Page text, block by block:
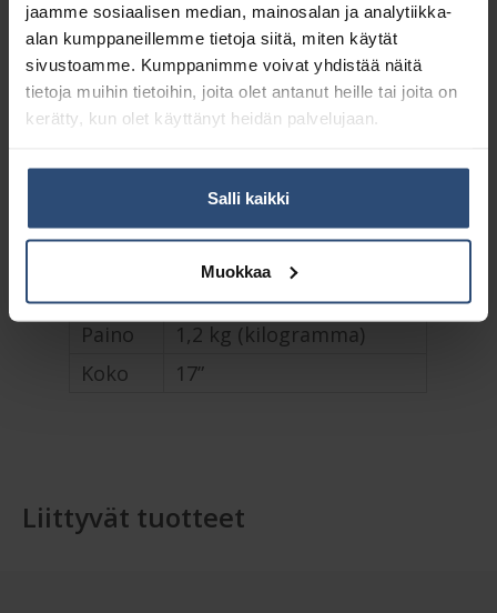
jaamme sosiaalisen median, mainosalan ja analytiikka-
alan kumppaneillemme tietoja siitä, miten käytät
sivustoamme. Kumppanimme voivat yhdistää näitä
tietoja muihin tietoihin, joita olet antanut heille tai joita on
kerätty, kun olet käyttänyt heidän palvelujaan.
Salli kaikki
Muokkaa
LISÄÄ OSTOSKORIIN
Yhteensä: 22,52 €
Osasto:Erikoislaikat
Paino
1,2 kg (kilogramma)
Koko
17”
Liittyvät tuotteet